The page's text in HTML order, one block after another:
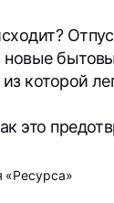
новые
которой
это
«Ресурса»